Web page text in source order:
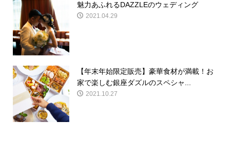
魅力あふれるDAZZLEのウェディング
2021.04.29
【年末年始限定販売】豪華食材が満載！お
家で楽しむ銀座ダズルのスペシャ...
2021.10.27